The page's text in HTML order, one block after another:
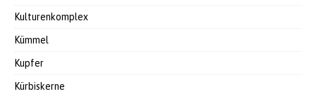
Kulturenkomplex
Kümmel
Kupfer
Kürbiskerne